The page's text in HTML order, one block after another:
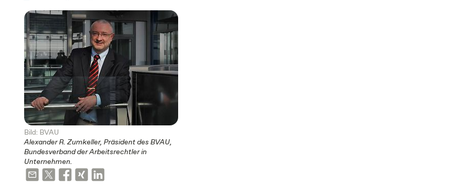
Bild: BVAU
Alexander R. Zumkeller, Präsident des BVAU,
Bundesverband der Arbeitsrechtler in
Unternehmen.